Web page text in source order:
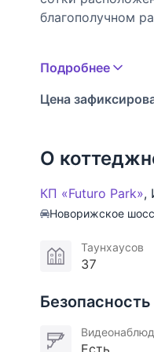
благополучном
без
Планировка
Первый этаж —
постирочная,
открытым небом.
Второй этаж —
индивидуальным
гостей.
Мансарда —
Подробнее
Цена
О
КП «Futuro Park»,
Новорижское
Таунхаусов
37